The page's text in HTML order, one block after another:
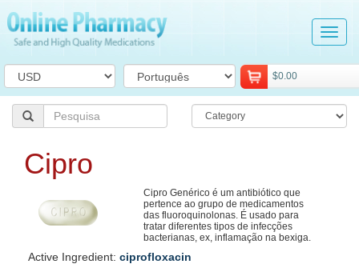
$0.00
Cipro
Cipro Genérico é um antibiótico que
pertence ao grupo de medicamentos
das fluoroquinolonas. É usado para
tratar diferentes tipos de infecções
bacterianas, ex, inflamação na bexiga.
Active Ingredient: ciprofloxacin